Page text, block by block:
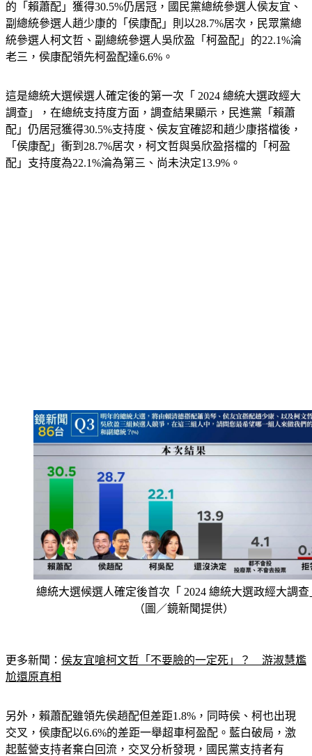
副總統參選人趙少康的「侯康配」則以28.7%居次，民眾黨總
統參選人柯文哲、副總統參選人吳欣盈「柯盈配」的22.1%淪
老三，侯康配領先柯盈配達6.6%。
調查」，在總統支持度方面，調查結果顯示，民進黨「賴蕭
配」仍居冠獲得30.5%支持度、侯友宜確認和趙少康搭檔後，
「侯康配」衝到28.7%居次，柯文哲與吳欣盈搭檔的「柯盈
配」支持度為22.1%淪為第三、尚未決定13.9%。
總統大選候選人確定後首次「 2024 總統大選政經大調查
（圖／鏡新聞提供）
尬還原真相
交叉，侯康配以6.6%的差距一舉超車柯盈配。藍白破局，激
起藍營支持者棄白回流，交叉分析發現，國民黨支持者有
82.6%會投侯康配、只有5.4%會投柯盈配，在藍白破局後柯文